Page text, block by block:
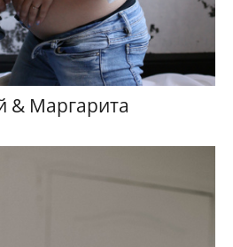
& Маргарита